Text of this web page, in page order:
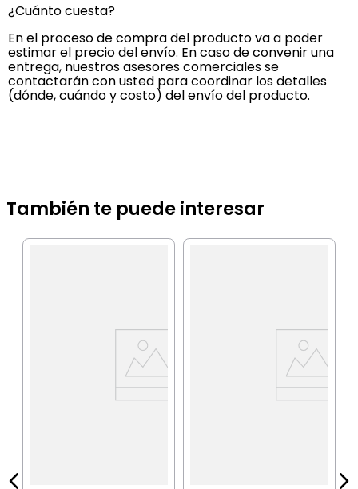
¿Cuánto cuesta?
En el proceso de compra del producto va a poder
estimar el precio del envío. En caso de convenir una
entrega, nuestros asesores comerciales se
contactarán con usted para coordinar los detalles
(dónde, cuándo y costo) del envío del producto.
También te puede interesar